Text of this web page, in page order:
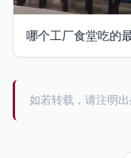
哪个工厂食堂吃的
如若转载，请注明